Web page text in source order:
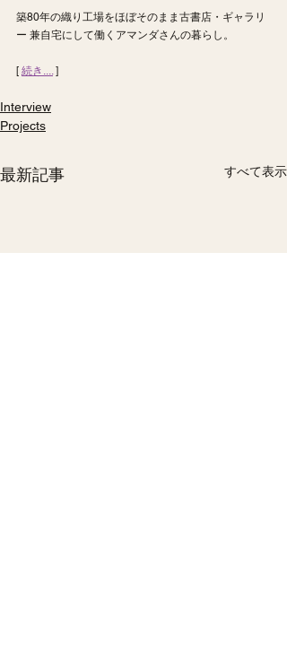
築80年の織り工場をほぼそのまま古書店・ギャラリ
ー 兼自宅にして働くアマンダさんの暮らし。
[ 続き.... ]
Interview
Projects
最新記事 すべて表示